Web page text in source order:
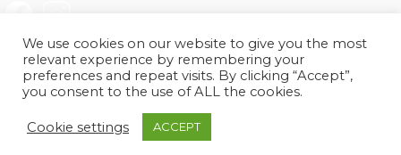
Roma | PI e CF: 12528191005 | markonetsrl@pec.it |
We use cookies on our website to give you the most
relevant experience by remembering your
preferences and repeat visits. By clicking “Accept”,
you consent to the use of ALL the cookies.
Cookie settings ACCEPT